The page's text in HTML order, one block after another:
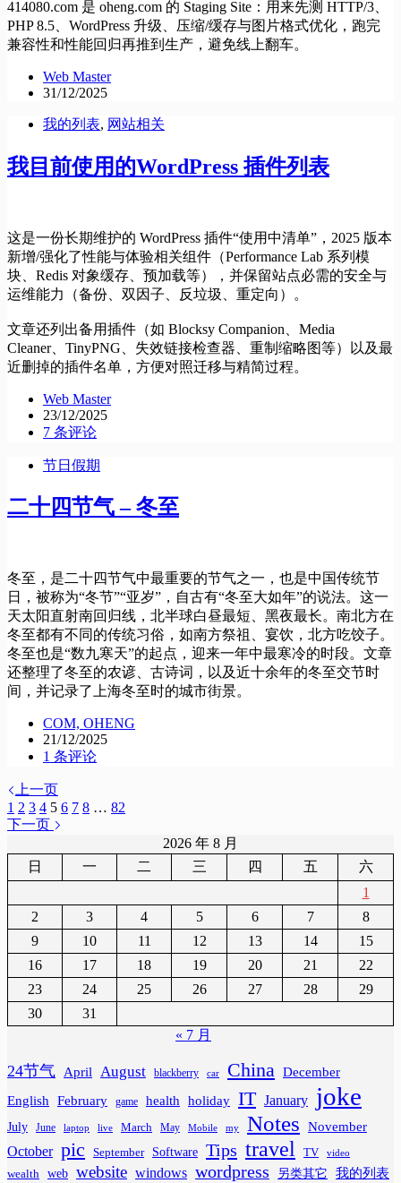
414080.com 是 oheng.com 的 Staging Site：用来先测 HTTP/3、
PHP 8.5、WordPress 升级、压缩/缓存与图片格式优化，跑完
兼容性和性能回归再推到生产，避免线上翻车。
Web Master
31/12/2025
我的列表, 网站相关
我目前使用的WordPress 插件列表
这是一份长期维护的 WordPress 插件“使用中清单”，2025 版本
新增/强化了性能与体验相关组件（Performance Lab 系列模
块、Redis 对象缓存、预加载等），并保留站点必需的安全与
运维能力（备份、双因子、反垃圾、重定向）。
文章还列出备用插件（如 Blocksy Companion、Media
Cleaner、TinyPNG、失效链接检查器、重制缩略图等）以及最
近删掉的插件名单，方便对照迁移与精简过程。
Web Master
23/12/2025
7 条评论
节日假期
二十四节气 – 冬至
冬至，是二十四节气中最重要的节气之一，也是中国传统节
日，被称为“冬节”“亚岁”，自古有“冬至大如年”的说法。这一
天太阳直射南回归线，北半球白昼最短、黑夜最长。南北方在
冬至都有不同的传统习俗，如南方祭祖、宴饮，北方吃饺子。
冬至也是“数九寒天”的起点，迎来一年中最寒冷的时段。文章
还整理了冬至的农谚、古诗词，以及近十余年的冬至交节时
间，并记录了上海冬至时的城市街景。
COM, OHENG
21/12/2025
1 条评论
上一页
1 2 3 4 5 6 7 8 … 82
下一页
2026 年 8 月
日
一 二 三 四 五
六
1
2
3 4 5 6 7
8
9
10 11 12 13 14
15
16
17 18 19 20 21
22
23
24 25 26 27 28
29
30
31
« 7 月
24节气 April August blackberry car China December
English February game health holiday IT January joke
July June laptop live March May Mobile my Notes November
October pic September Software Tips travel TV video
wealth web website windows wordpress 另类其它 我的列表